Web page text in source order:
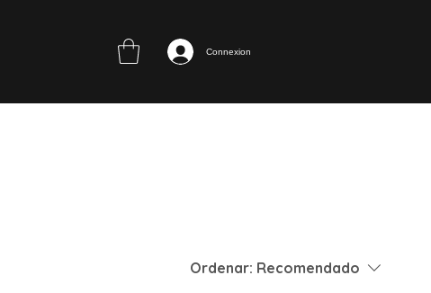
Connexion
Ordenar: Recomendado